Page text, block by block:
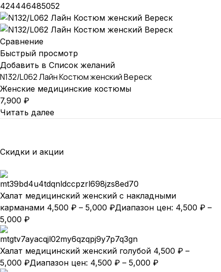
424446485052
Сравнение
Быстрый просмотр
Добавить в Список желаний
N132/L062 Лайн Костюм женский Вереск
Женские медицинские костюмы
7,900 ₽
Читать далее
Скидки и акции
Халат медицинский женский с накладными
карманами 4,500 ₽ – 5,000 ₽Диапазон цен: 4,500 ₽ –
5,000 ₽
Халат медицинский женский голубой 4,500 ₽ –
5,000 ₽Диапазон цен: 4,500 ₽ – 5,000 ₽